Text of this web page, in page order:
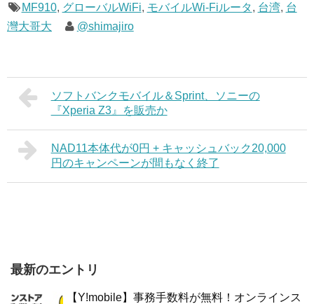
MF910, グローバルWiFi, モバイルWi-Fiルータ, 台湾, 台
灣大哥大
@shimajiro
ソフトバンクモバイル＆Sprint、ソニーの
『Xperia Z3』を販売か
NAD11本体代が0円 + キャッシュバック20,000
円のキャンペーンが間もなく終了
最新のエントリ
【Y!mobile】事務手数料が無料！オンラインス